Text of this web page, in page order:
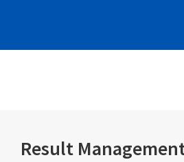
Result